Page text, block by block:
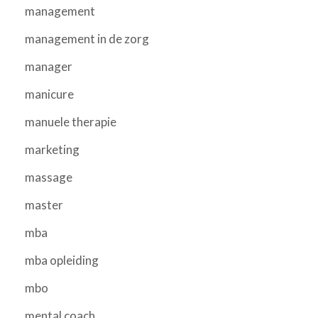
management
management in de zorg
manager
manicure
manuele therapie
marketing
massage
master
mba
mba opleiding
mbo